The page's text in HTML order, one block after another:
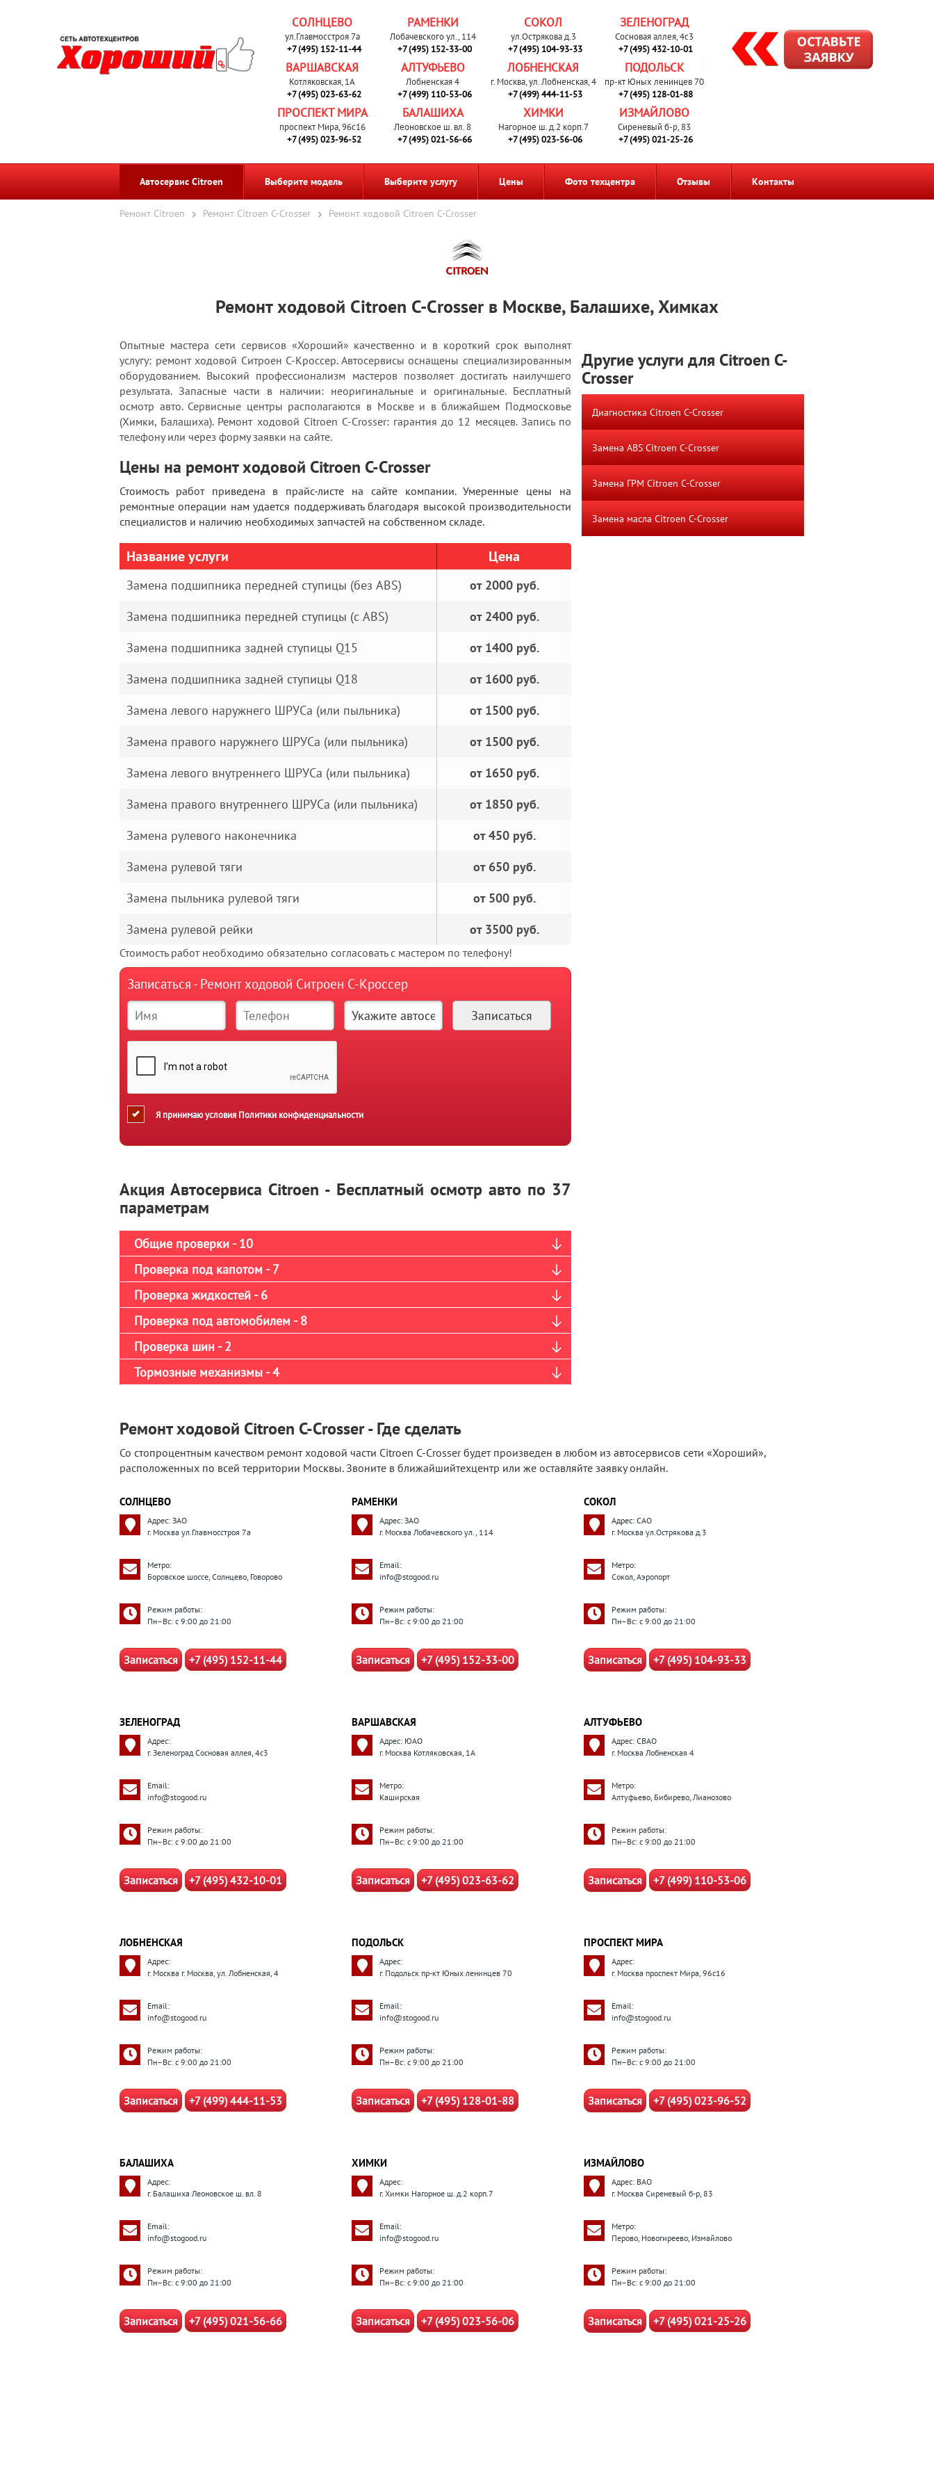
СОЛНЦЕВО
ул.Главмосстроя 7а
+7 (495) 152-11-44
РАМЕНКИ
Лобачевского ул., 114
+7 (495) 152-33-00
СОКОЛ
ул.Острякова д.3
+7 (495) 104-93-33
ЗЕЛЕНОГРАД
Сосновая аллея, 4с3
+7 (495) 432-10-01
ВАРШАВСКАЯ
Котляковская, 1А
+7 (495) 023-63-62
АЛТУФЬЕВО
Лобненская 4
+7 (499) 110-53-06
ЛОБНЕНСКАЯ
г. Москва, ул. Лобненская, 4
+7 (499) 444-11-53
ПОДОЛЬСК
пр-кт Юных ленинцев 70
+7 (495) 128-01-88
ПРОСПЕКТ МИРА
проспект Мира, 96с16
+7 (495) 023-96-52
БАЛАШИХА
Леоновское ш. вл. 8
+7 (495) 021-56-66
ХИМКИ
Нагорное ш. д.2 корп.7
+7 (495) 023-56-06
ИЗМАЙЛОВО
Сиреневый б-р, 83
+7 (495) 021-25-26
Автосервис Citroen Выберите модель Выберите услугу Цены Фото техцентра Отзывы Контакты
Ремонт Citroen Ремонт Citroen C-Crosser Ремонт ходовой Citroen C-Crosser
Ремонт ходовой Citroen C-Crosser в Москве, Балашихе, Химках
Опытные мастера сети сервисов «Хороший» качественно и в короткий срок выполнят
услугу: ремонт ходовой Ситроен С-Кроссер. Автосервисы оснащены специализированным
оборудованием. Высокий профессионализм мастеров позволяет достигать наилучшего
результата. Запасные части в наличии: неоригинальные и оригинальные. Бесплатный
осмотр авто. Сервисные центры располагаются в Москве и в ближайшем Подмосковье
(Химки, Балашиха). Ремонт ходовой Citroen C-Crosser: гарантия до 12 месяцев. Запись по
телефону или через форму заявки на сайте.
Цены на ремонт ходовой Citroen C-Crosser
Стоимость работ приведена в прайс-листе на сайте компании. Умеренные цены на
ремонтные операции нам удается поддерживать благодаря высокой производительности
специалистов и наличию необходимых запчастей на собственном складе.
Название услуги Цена
Замена подшипника передней ступицы (без ABS)
от 2000 руб.
Замена подшипника передней ступицы (с ABS)
от 2400 руб.
Замена подшипника задней ступицы Q15
от 1400 руб.
Замена подшипника задней ступицы Q18
от 1600 руб.
Замена левого наружнего ШРУСа (или пыльника)
от 1500 руб.
Замена правого наружнего ШРУСа (или пыльника)
от 1500 руб.
Замена левого внутреннего ШРУСа (или пыльника)
от 1650 руб.
Замена правого внутреннего ШРУСа (или пыльника)
от 1850 руб.
Замена рулевого наконечника
от 450 руб.
Замена рулевой тяги
от 650 руб.
Замена пыльника рулевой тяги
от 500 руб.
Замена рулевой рейки
от 3500 руб.
Стоимость работ необходимо обязательно согласовать с мастером по телефону!
Записаться - Ремонт ходовой Ситроен С-Кроссер
Я принимаю условия Политики конфиденциальности
Акция Автосервиса Citroen - Бесплатный осмотр авто по 37
параметрам
Общие проверки - 10
Проверка под капотом - 7
Проверка жидкостей - 6
Проверка под автомобилем - 8
Проверка шин - 2
Тормозные механизмы - 4
Другие услуги для Citroen C-
Crosser
Диагностика Citroen C-Crosser
Замена ABS Citroen C-Crosser
Замена ГРМ Citroen C-Crosser
Замена масла Citroen C-Crosser
Ремонт ходовой Citroen C-Crosser - Где сделать
Со стопроцентным качеством ремонт ходовой части Citroen C-Crosser будет произведен в любом из автосервисов сети «Хороший»,
расположенных по всей территории Москвы. Звоните в ближайшийтехцентр или же оставляйте заявку онлайн.
СОЛНЦЕВО
Адрес: ЗАО
г. Москва ул.Главмосстроя 7а
Метро:
Боровское шоссе, Солнцево, Говорово
Режим работы:
Пн–Вс: с 9:00 до 21:00
Записаться +7 (495) 152-11-44
РАМЕНКИ
Адрес: ЗАО
г. Москва Лобачевского ул., 114
Email:
info@stogood.ru
Режим работы:
Пн–Вс: с 9:00 до 21:00
Записаться +7 (495) 152-33-00
СОКОЛ
Адрес: САО
г. Москва ул.Острякова д.3
Метро:
Сокол, Аэропорт
Режим работы:
Пн–Вс: с 9:00 до 21:00
Записаться +7 (495) 104-93-33
ЗЕЛЕНОГРАД
Адрес:
г. Зеленоград Сосновая аллея, 4с3
Email:
info@stogood.ru
Режим работы:
Пн–Вс: с 9:00 до 21:00
Записаться +7 (495) 432-10-01
ВАРШАВСКАЯ
Адрес: ЮАО
г. Москва Котляковская, 1А
Метро:
Каширская
Режим работы:
Пн–Вс: с 9:00 до 21:00
Записаться +7 (495) 023-63-62
АЛТУФЬЕВО
Адрес: СВАО
г. Москва Лобненская 4
Метро:
Алтуфьево, Бибирево, Лианозово
Режим работы:
Пн–Вс: с 9:00 до 21:00
Записаться +7 (499) 110-53-06
ЛОБНЕНСКАЯ
Адрес:
г. Москва г. Москва, ул. Лобненская, 4
Email:
info@stogood.ru
Режим работы:
Пн–Вс: с 9:00 до 21:00
Записаться +7 (499) 444-11-53
ПОДОЛЬСК
Адрес:
г. Подольск пр-кт Юных ленинцев 70
Email:
info@stogood.ru
Режим работы:
Пн–Вс: с 9:00 до 21:00
Записаться +7 (495) 128-01-88
ПРОСПЕКТ МИРА
Адрес:
г. Москва проспект Мира, 96с16
Email:
info@stogood.ru
Режим работы:
Пн–Вс: с 9:00 до 21:00
Записаться +7 (495) 023-96-52
БАЛАШИХА
Адрес:
г. Балашиха Леоновское ш. вл. 8
Email:
info@stogood.ru
Режим работы:
Пн–Вс: с 9:00 до 21:00
Записаться +7 (495) 021-56-66
ХИМКИ
Адрес:
г. Химки Нагорное ш. д.2 корп.7
Email:
info@stogood.ru
Режим работы:
Пн–Вс: с 9:00 до 21:00
Записаться +7 (495) 023-56-06
ИЗМАЙЛОВО
Адрес: ВАО
г. Москва Сиреневый б-р, 83
Метро:
Перово, Новогиреево, Измайлово
Режим работы:
Пн–Вс: с 9:00 до 21:00
Записаться +7 (495) 021-25-26